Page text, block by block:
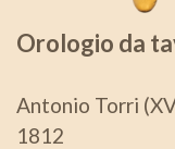
Orologio da
Antonio Torri
1812